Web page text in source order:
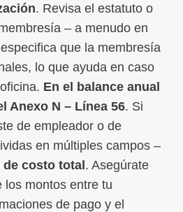
. Revisa el estatuto o
– a menudo en
que la membresía
lo que ayuda en caso
En el balance anual
Anexo N – Línea 56. Si
de empleador o de
en múltiples campos –
costo total. Asegúrate
los montos entre tu
de pago y el